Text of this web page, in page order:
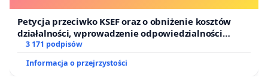
Petycja przeciwko KSEF oraz o obniżenie kosztów
działalności, wprowadzenie odpowiedzialności
finansowej kluczowych urzędników i sędziów
3 171 podpisów
Informacja o przejrzystości